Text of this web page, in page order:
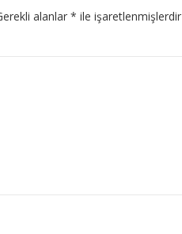
alanlar * ile işaretlenmişlerdir